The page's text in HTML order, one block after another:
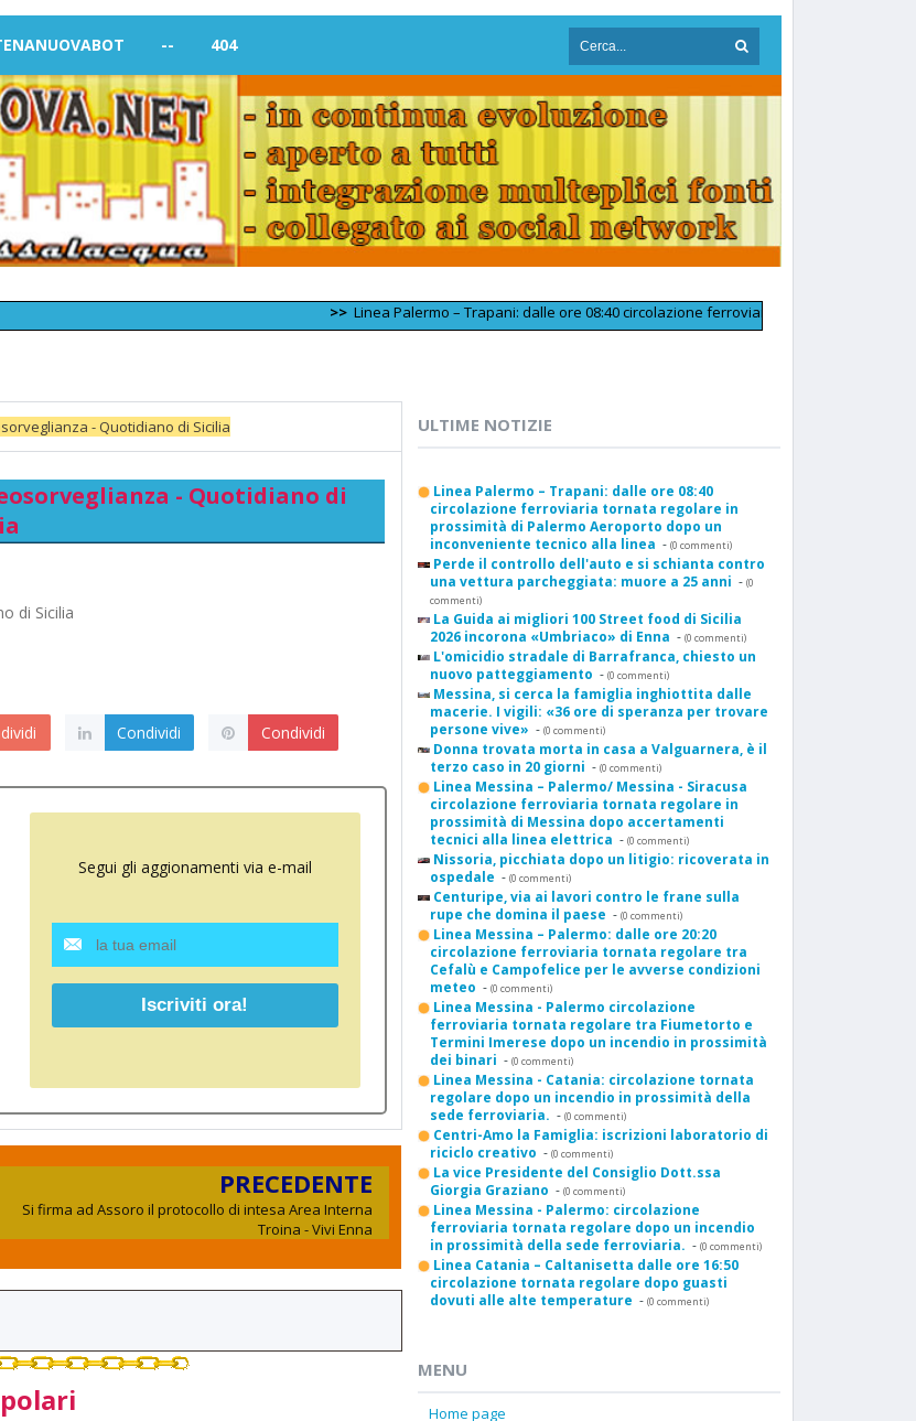
-- 404
Linea Palermo – Trapani: dalle ore 08:40 circolazione ferroviaria tornata regolare in
- Quotidiano di Sicilia
- Quotidiano di
di Sicilia
Condividi Condividi
Segui gli aggionamenti via e-mail
PRECEDENTE
Si firma ad Assoro il protocollo di intesa Area Interna
Troina - Vivi Enna
ULTIME NOTIZIE
Linea Palermo – Trapani: dalle ore 08:40
circolazione ferroviaria tornata regolare in
prossimità di Palermo Aeroporto dopo un
inconveniente tecnico alla linea - (0 commenti)
Perde il controllo dell'auto e si schianta contro
una vettura parcheggiata: muore a 25 anni - (0
commenti)
La Guida ai migliori 100 Street food di Sicilia
2026 incorona «Umbriaco» di Enna - (0 commenti)
L'omicidio stradale di Barrafranca, chiesto un
nuovo patteggiamento - (0 commenti)
Messina, si cerca la famiglia inghiottita dalle
macerie. I vigili: «36 ore di speranza per trovare
persone vive» - (0 commenti)
Donna trovata morta in casa a Valguarnera, è il
terzo caso in 20 giorni - (0 commenti)
Linea Messina – Palermo/ Messina - Siracusa
circolazione ferroviaria tornata regolare in
prossimità di Messina dopo accertamenti
tecnici alla linea elettrica - (0 commenti)
Nissoria, picchiata dopo un litigio: ricoverata in
ospedale - (0 commenti)
Centuripe, via ai lavori contro le frane sulla
rupe che domina il paese - (0 commenti)
Linea Messina – Palermo: dalle ore 20:20
circolazione ferroviaria tornata regolare tra
Cefalù e Campofelice per le avverse condizioni
meteo - (0 commenti)
Linea Messina - Palermo circolazione
ferroviaria tornata regolare tra Fiumetorto e
Termini Imerese dopo un incendio in prossimità
dei binari - (0 commenti)
Linea Messina - Catania: circolazione tornata
regolare dopo un incendio in prossimità della
sede ferroviaria. - (0 commenti)
Centri-Amo la Famiglia: iscrizioni laboratorio di
riciclo creativo - (0 commenti)
La vice Presidente del Consiglio Dott.ssa
Giorgia Graziano - (0 commenti)
Linea Messina - Palermo: circolazione
ferroviaria tornata regolare dopo un incendio
in prossimità della sede ferroviaria. - (0 commenti)
Linea Catania – Caltanisetta dalle ore 16:50
circolazione tornata regolare dopo guasti
dovuti alle alte temperature - (0 commenti)
MENU
Home page